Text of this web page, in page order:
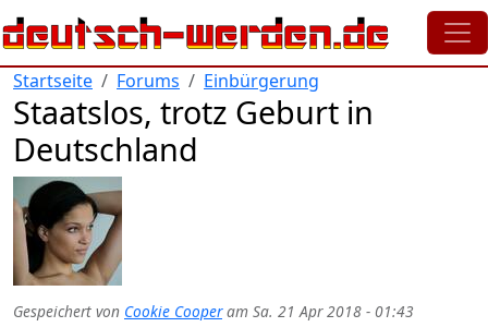
Direkt zum Inhalt
Startseite Forums Einbürgerung
Staatslos, trotz Geburt in
Deutschland
Gespeichert von Cookie Cooperam Sa. 21 Apr 2018 - 01:43